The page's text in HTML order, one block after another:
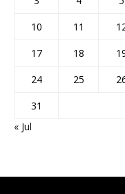
10
11
17
18
24
25
31
« Jul